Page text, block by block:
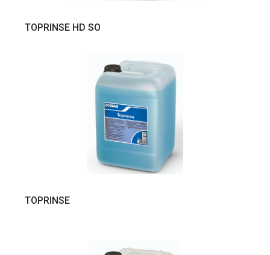
TOPRINSE HD SO
TOPRINSE